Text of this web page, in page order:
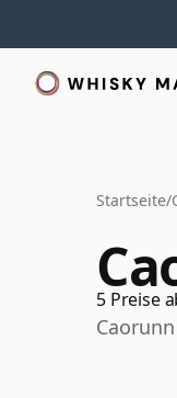
Startseite/
5 Preise